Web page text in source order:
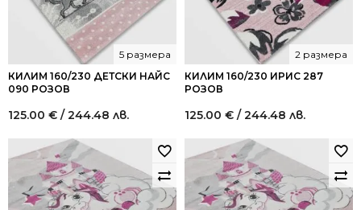
КИЛИМ 160/230 ДЕТСКИ НАЙС
090 РОЗОВ
5 размера
125.00 € / 244.48 лв.
КИЛИМ 160/230 ИРИС 287
РОЗОВ
2 размера
125.00 € / 244.48 лв.